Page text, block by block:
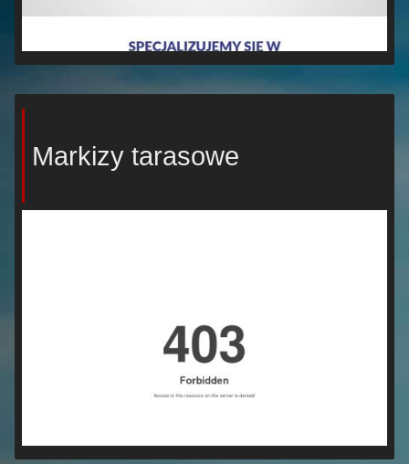
Markizy tarasowe